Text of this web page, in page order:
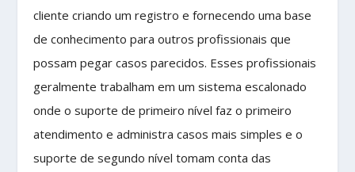
cliente criando um registro e fornecendo uma base
de conhecimento para outros profissionais que
possam pegar casos parecidos. Esses profissionais
geralmente trabalham em um sistema escalonado
onde o suporte de primeiro nível faz o primeiro
atendimento e administra casos mais simples e o
suporte de segundo nível tomam conta das